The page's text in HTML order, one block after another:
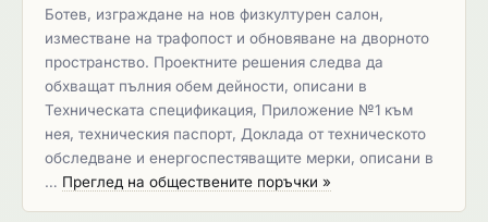
Ботев, изграждане на нов физкултурен салон,
изместване на трафопост и обновяване на дворното
пространство. Проектните решения следва да
обхващат пълния обем дейности, описани в
Техническата спецификация, Приложение №1 към
нея, техническия паспорт, Доклада от техническото
обследване и енергоспестяващите мерки, описани в
… Преглед на обществените поръчки »